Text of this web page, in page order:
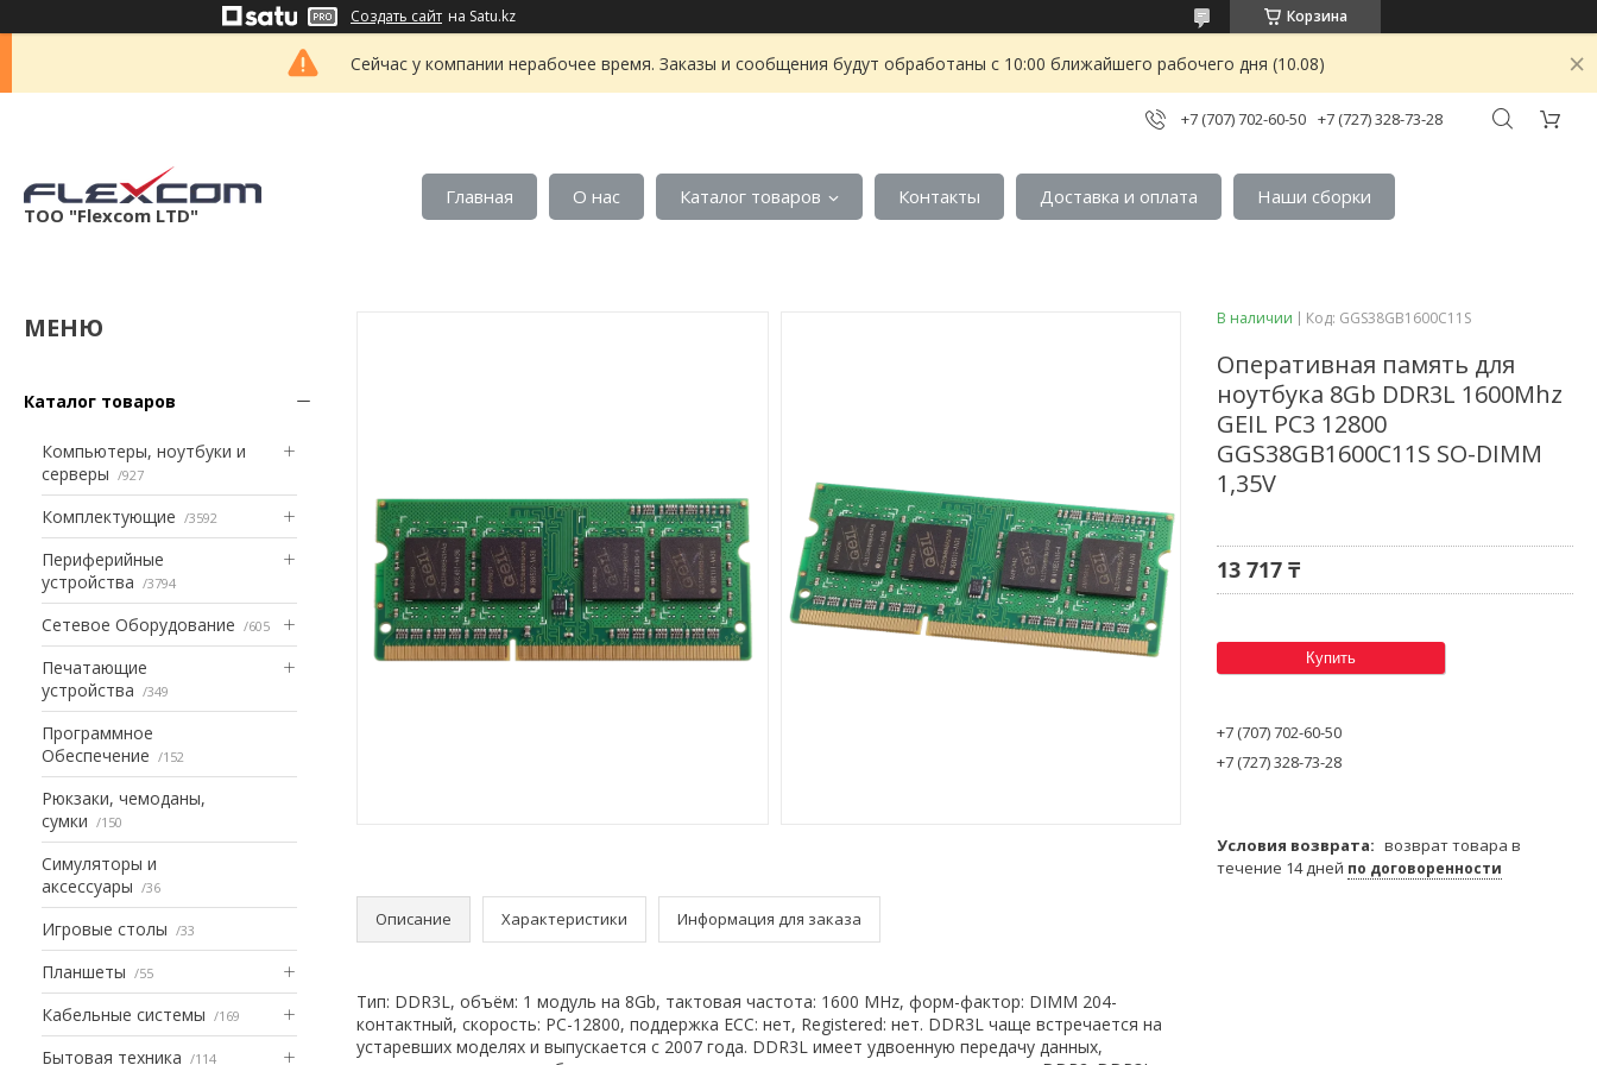
Создать сайт на Satu.kz Корзина
Сейчас у компании нерабочее время. Заказы и сообщения будут обработаны с 10:00 ближайшего рабочего дня (10.08)
+7 (707) 702-60-50 +7 (727) 328-73-28
ТОО "Flexcom LTD"
Главная О нас Каталог товаров Контакты Доставка и оплата Наши сборки
Каталог товаров
Компьютеры, ноутбуки и
серверы
927
Комплектующие 3592
Периферийные
устройства
3794
Сетевое Оборудование 605
Печатающие
устройства
349
Программное
Обеспечение
152
Рюкзаки, чемоданы,
сумки
150
Симуляторы и
аксессуары
36
Игровые столы 33
Планшеты 55
Кабельные системы 169
Бытовая техника 114
Описание Характеристики Информация для заказа
Тип: DDR3L, объём: 1 модуль на 8Gb, тактовая частота: 1600 MHz, форм-фактор: DIMM 204-
контактный, скорость: PC-12800, поддержка ECC: нет, Registered: нет. DDR3L чаще встречается на
устаревших моделях и выпускается с 2007 года. DDR3L имеет удвоенную передачу данных,
В наличии Код: GGS38GB1600C11S
Оперативная память для
ноутбука 8Gb DDR3L 1600Mhz
GEIL PC3 12800
GGS38GB1600C11S SO-DIMM
1,35V
13 717 ₸
Купить
+7 (707) 702-60-50
+7 (727) 328-73-28
возврат товара в
течение 14 дней по договоренности